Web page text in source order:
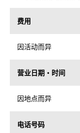
费用
因活动而异
营业日期・时间
因地点而异
电话号码